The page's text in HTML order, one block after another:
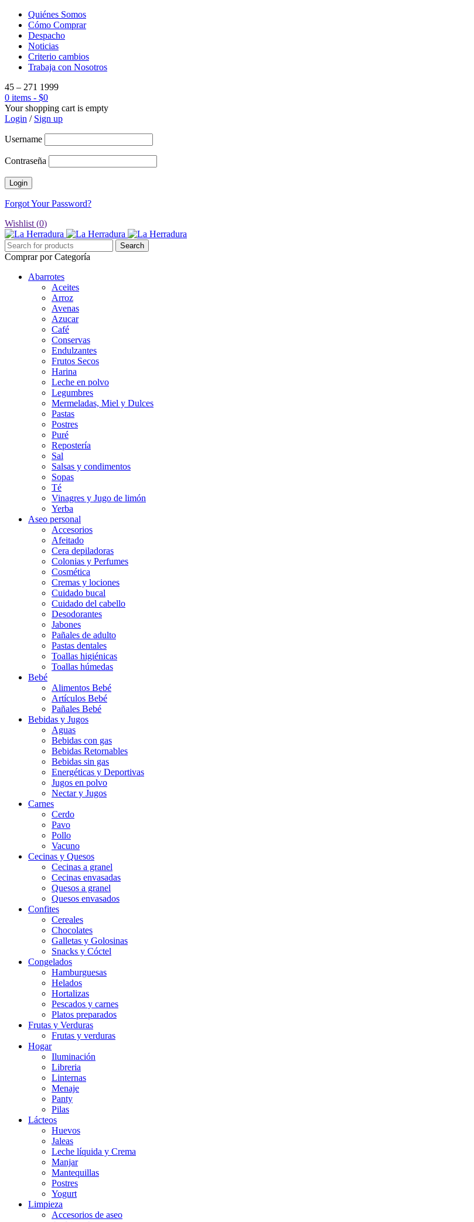
Quiénes Somos
Cómo Comprar
Despacho
Noticias
Criterio cambios
Trabaja con Nosotros
45 – 271 1999
0 items - $0
Your shopping cart is empty
Login / Sign up
Username
Contraseña
Forgot Your Password?
Wishlist (0)
Comprar por Categoría
Abarrotes
Aceites
Arroz
Avenas
Azucar
Café
Conservas
Endulzantes
Frutos Secos
Harina
Leche en polvo
Legumbres
Mermeladas, Miel y Dulces
Pastas
Postres
Puré
Repostería
Sal
Salsas y condimentos
Sopas
Té
Vinagres y Jugo de limón
Yerba
Aseo personal
Accesorios
Afeitado
Cera depiladoras
Colonias y Perfumes
Cosmética
Cremas y lociones
Cuidado bucal
Cuidado del cabello
Desodorantes
Jabones
Pañales de adulto
Pastas dentales
Toallas higiénicas
Toallas húmedas
Bebé
Alimentos Bebé
Artículos Bebé
Pañales Bebé
Bebidas y Jugos
Aguas
Bebidas con gas
Bebidas Retornables
Bebidas sin gas
Energéticas y Deportivas
Jugos en polvo
Nectar y Jugos
Carnes
Cerdo
Pavo
Pollo
Vacuno
Cecinas y Quesos
Cecinas a granel
Cecinas envasadas
Quesos a granel
Quesos envasados
Confites
Cereales
Chocolates
Galletas y Golosinas
Snacks y Cóctel
Congelados
Hamburguesas
Helados
Hortalizas
Pescados y carnes
Platos preparados
Frutas y Verduras
Frutas y verduras
Hogar
Iluminación
Libreria
Linternas
Menaje
Panty
Pilas
Lácteos
Huevos
Jaleas
Leche líquida y Crema
Manjar
Mantequillas
Postres
Yogurt
Limpieza
Accesorios de aseo